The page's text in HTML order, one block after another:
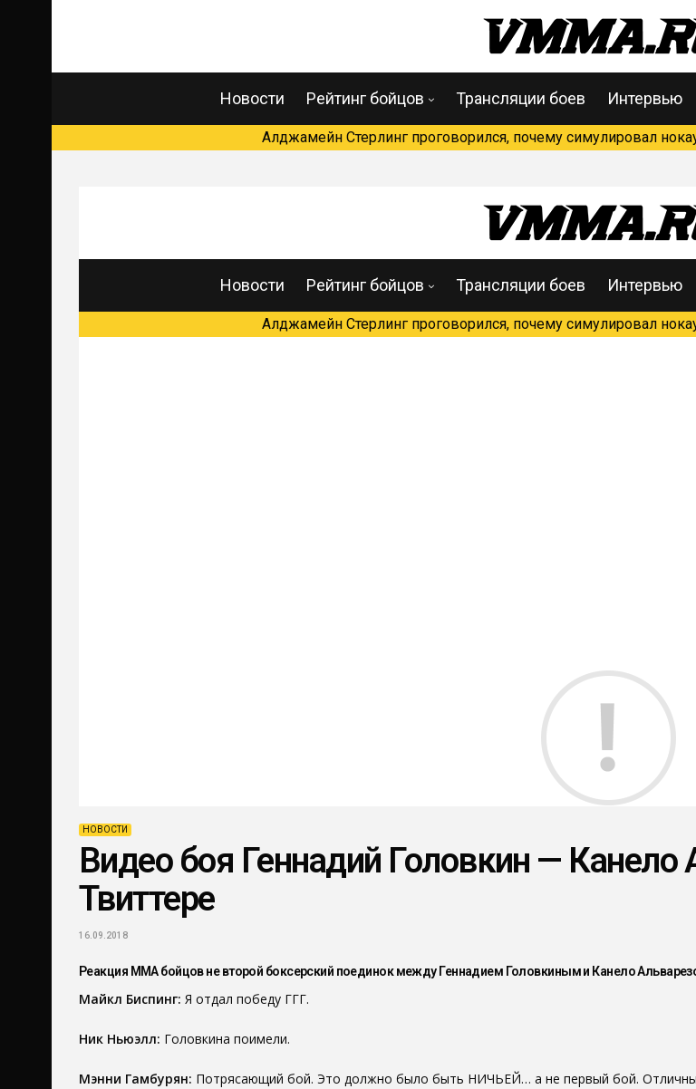
Новости Рейтинг бойцов Трансляции боев Интервью
Алджамейн Стерлинг проговорился, почему симулировал
НОВОСТИ
Видео боя Геннадий Головкин — Канело
Твиттере
16.09.2018
Реакция ММА бойцов не второй боксерский поединок между Геннадием Головкиным и Канело
Майкл Биспинг: Я отдал победу ГГГ.
Ник Ньюэлл: Головкина поимели.
Мэнни Гамбурян: Потрясающий бой. Это должно было быть НИЧЬЕЙ… а не первый бой.